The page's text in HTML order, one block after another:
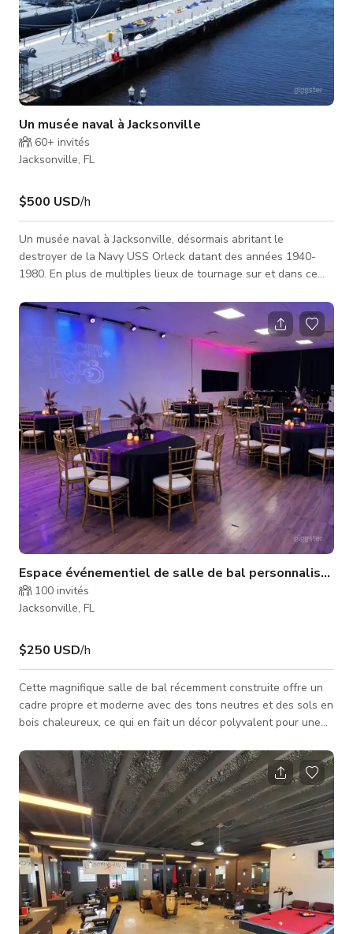
Un musée naval à Jacksonville
60+ invités
Jacksonville, FL
$500 USD/h
Un musée naval à Jacksonville, désormais abritant le
destroyer de la Navy USS Orleck datant des années 1940-
1980. En plus de multiples lieux de tournage sur et dans ce
avec plus de 10 000 pieds carrés d'espaces extérieurs
supplémentaires offrant des vues sur la rivière et le centre-
ville de Jacksonville ainsi que sur le navire. Un lieu idéal pour
votre prochaine réunion, fête ou réunion d'affaires. Fêtes
Mariages Réuni
Espace événementiel de salle de bal
100 invités
Jacksonville, FL
$250 USD/h
Cette magnifique salle de bal récemment construite offre un
cadre propre et moderne avec des tons neutres et des sols en
bois chaleureux, ce qui en fait un décor polyvalent pour une
2 200 sq ft d'espace ouvert, la disposition est entièrement
personnalisable pour répondre à vos besoins, que vous
planifiez une célébration, un atelier ou un projet créatif. Le
lieu est idéal pour les baby showers, les micro-mariages, les
quinc